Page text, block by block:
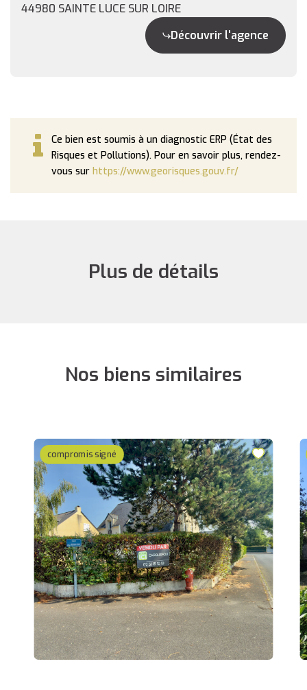
44980 SAINTE LUCE SUR LOIRE
Découvrir l'agence
Ce bien est soumis à un diagnostic ERP (État des
Risques et Pollutions). Pour en savoir plus, rendez-
vous sur https://www.georisques.gouv.fr/
Plus de détails
Nos biens similaires
compromis signé